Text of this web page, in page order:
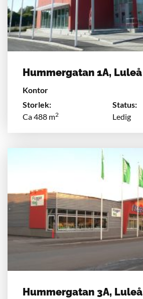
Hummergatan 1A, Luleå
Kontor
Storlek:
Status:
Ca 488 m2 Ledig
Hummergatan 3A, Luleå